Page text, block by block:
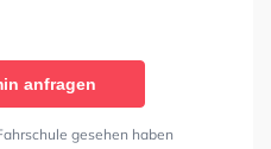
anfragen
gesehen haben